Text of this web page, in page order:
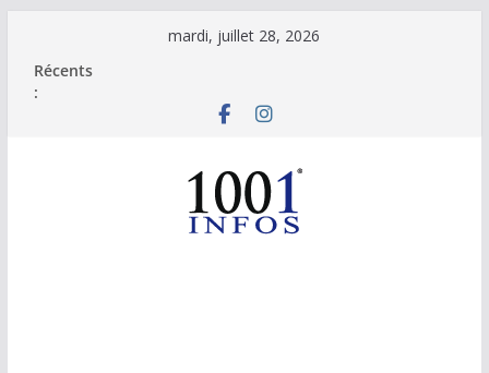
contenu
mardi, juillet 28, 2026
Récents
: